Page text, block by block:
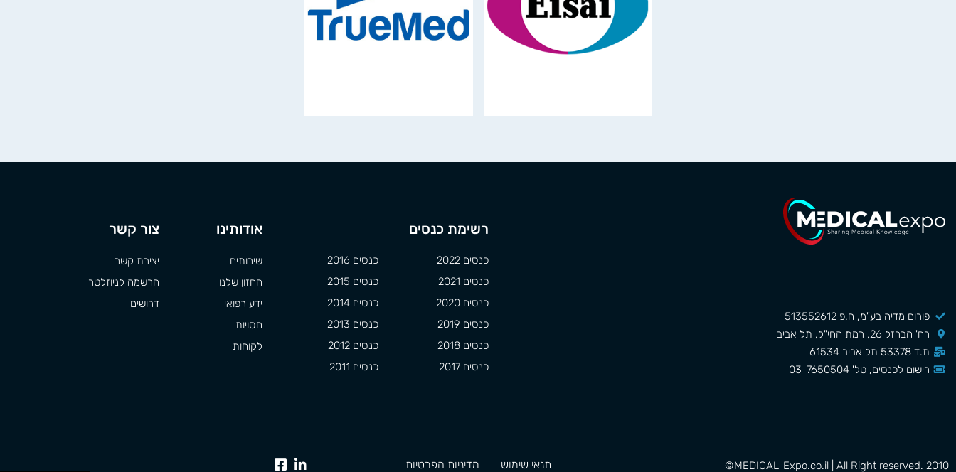
פורום מדיה בע"מ, ח.פ 513552612
רח' הברזל 26, רמת החי"ל, תל אביב
ת.ד 53378 תל אביב 61534
רישום לכנסים, טל' 03-7650504
רשימת כנסים
כנסים 2022
כנסים 2021
כנסים 2020
כנסים 2019
כנסים 2018
כנסים 2017
כנסים 2016
כנסים 2015
כנסים 2014
כנסים 2013
כנסים 2012
כנסים 2011
אודותינו
שירותים
החזון שלנו
ידע רפואי
חסויות
לקוחות
צור קשר
יצירת קשר
הרשמה לניוזלטר
דרושים
MEDICAL-Expo.co.il | All Right reserved. 2010© תנאי שימוש מדיניות הפרטיות